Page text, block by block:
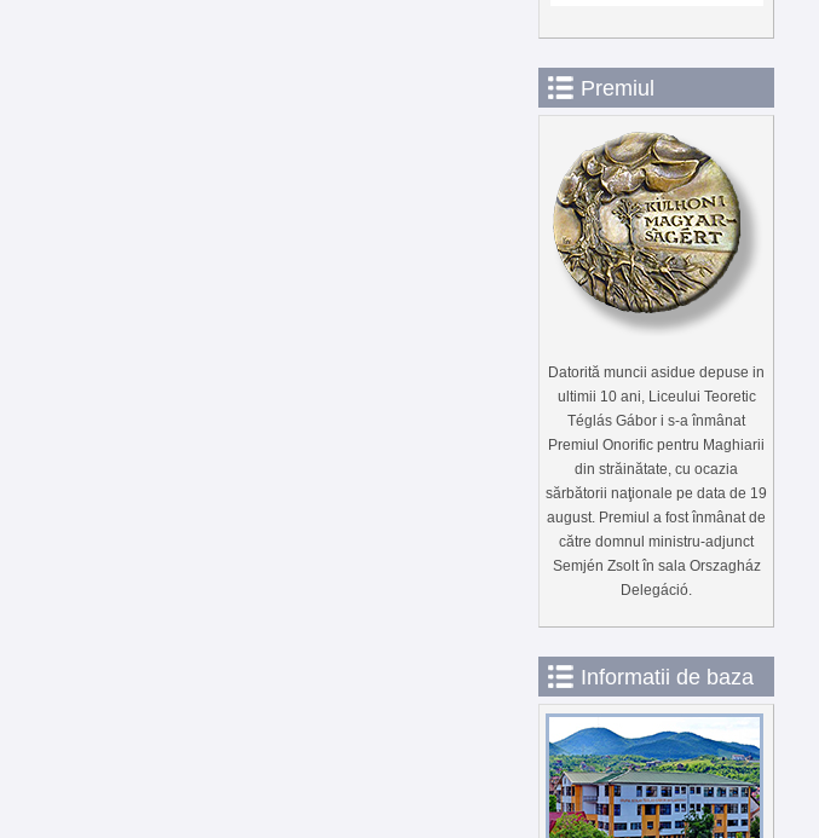
Premiul
Datorită muncii asidue depuse in
ultimii 10 ani, Liceului Teoretic
Téglás Gábor i s-a înmânat
Premiul Onorific pentru Maghiarii
din străinătate, cu ocazia
sărbătorii naţionale pe data de 19
august. Premiul a fost înmânat de
către domnul ministru-adjunct
Semjén Zsolt în sala Orszagház
Delegáció.
Informatii de baza